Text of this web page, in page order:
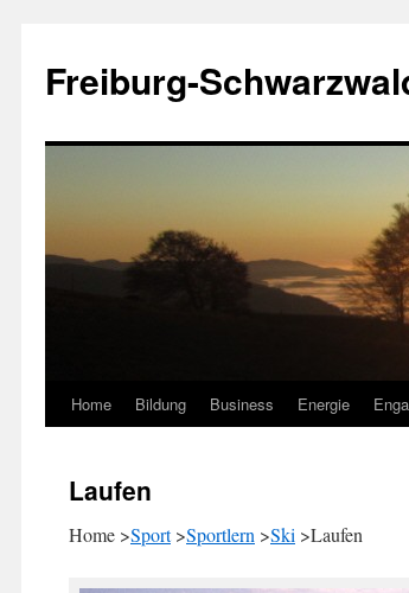
springen
Freiburg-
Home Bildung Business Energie
Laufen
Home >Sport>Sportlern >Ski >Laufen